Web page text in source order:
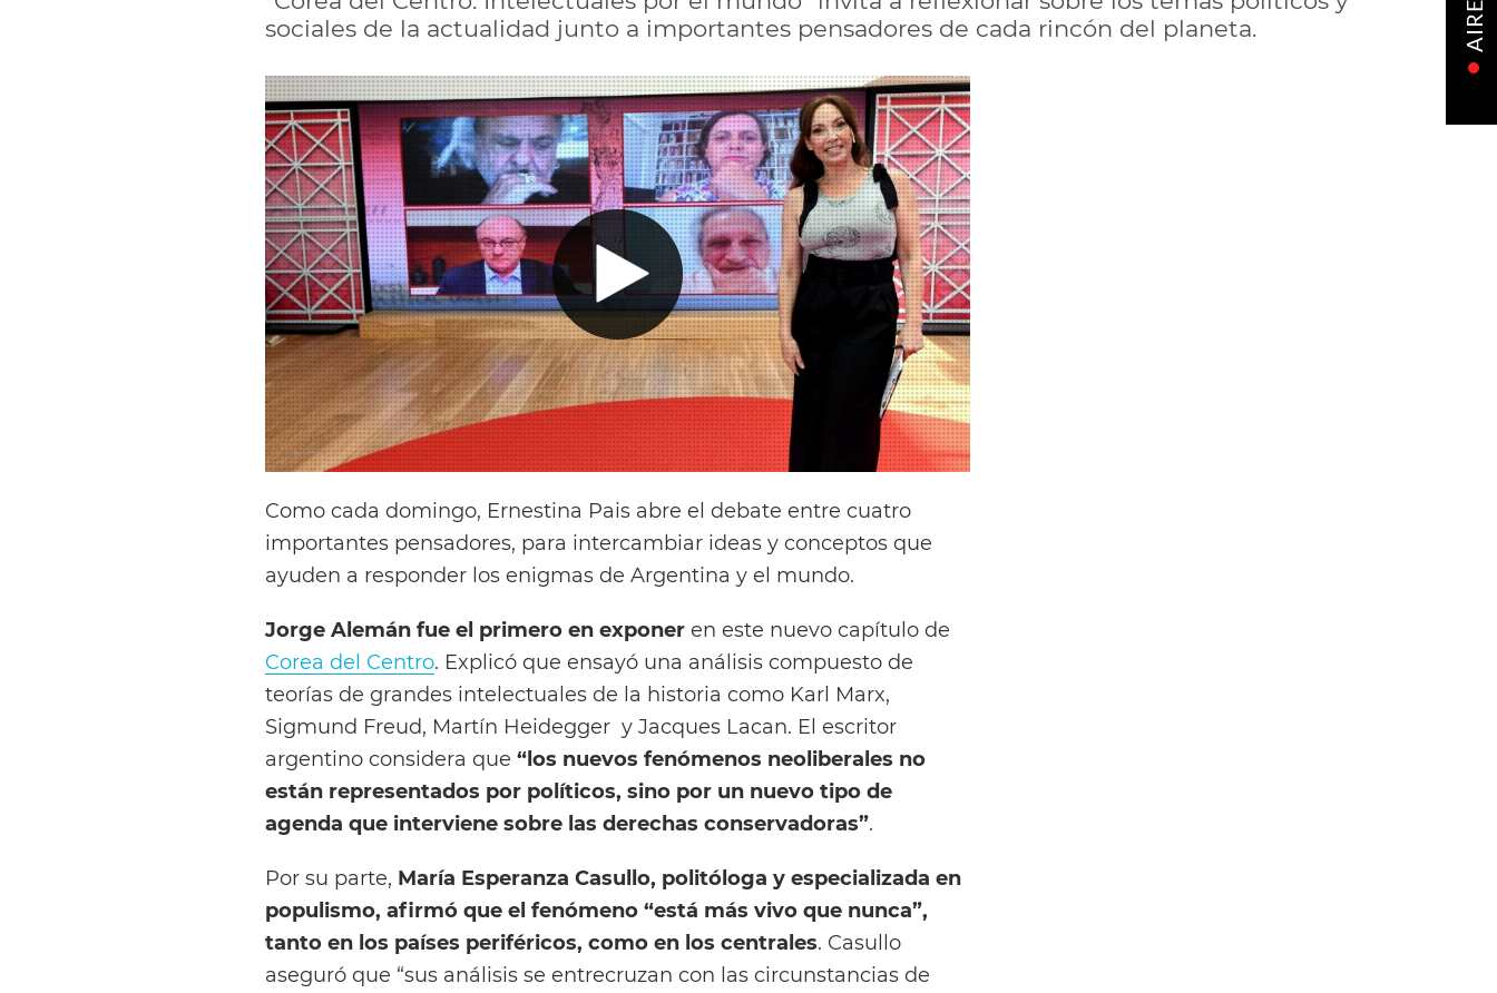
sociales de la actualidad junto a importantes pensadores de cada rincón del planeta.
Como cada domingo, Ernestina Pais abre el debate entre cuatro
importantes pensadores, para intercambiar ideas y conceptos que
ayuden a responder los enigmas de Argentina y el mundo.
Jorge Alemán fue el primero en exponer en este nuevo capítulo de
Corea del Centro. Explicó que ensayó una análisis compuesto de
teorías de grandes intelectuales de la historia como Karl Marx,
Sigmund Freud, Martín Heidegger y Jacques Lacan. El escritor
argentino considera que “los nuevos fenómenos neoliberales no
están representados por políticos, sino por un nuevo tipo de
agenda que interviene sobre las derechas conservadoras”.
Por su parte, María Esperanza Casullo, politóloga y especializada en
populismo, afirmó que el fenómeno “está más vivo que nunca”,
tanto en los países periféricos, como en los centrales. Casullo
aseguró que “sus análisis se entrecruzan con las circunstancias de
AIRE